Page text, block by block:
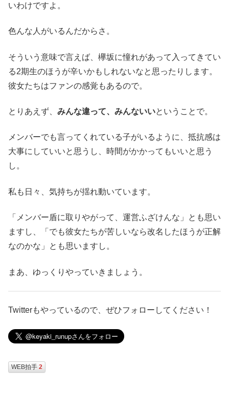
いわけですよ。
色んな人がいるんだからさ。
そういう意味で言えば、欅坂に憧れがあって入ってきてい
る2期生のほうが辛いかもしれないなと思ったりします。
彼女たちはファンの感覚もあるので。
とりあえず、 みんな違って、みんないいということで。
メンバーでも言ってくれている子がいるように、抵抗感は
大事にしていいと思うし、時間がかかってもいいと思う
し。
私も日々、気持ちが揺れ動いています。
「メンバー盾に取りやがって、運営ふざけんな」とも思い
ますし、「でも彼女たちが苦しいなら改名したほうが正解
なのかな」とも思いますし。
まあ、ゆっくりやっていきましょう。
Twitterもやっているので、ぜひフォローしてください！
WEB拍手 2